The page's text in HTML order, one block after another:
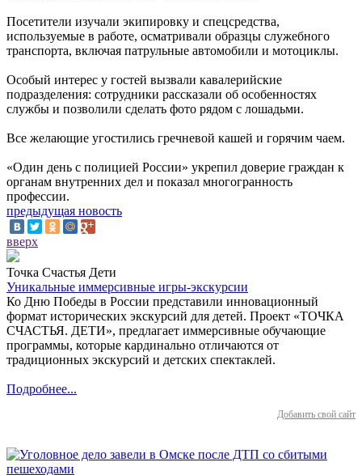
Посетители изучали экипировку и спецсредства,
используемые в работе, осматривали образцы служебного
транспорта, включая патрульные автомобили и мотоциклы.
Особый интерес у гостей вызвали кавалерийские
подразделения: сотрудники рассказали об особенностях
службы и позволили сделать фото рядом с лошадьми.
️Все желающие угостились гречневой кашей и горячим чаем.
«Один день с полицией России» укрепил доверие граждан к
органам внутренних дел и показал многогранность
профессии.
предыдущая новость
вверх
Точка Счастья Дети
Уникальные иммерсивные игры-экскурсии
Ко Дню Победы в России представили инновационный
формат исторических экскурсий для детей. Проект «ТОЧКА
СЧАСТЬЯ. ДЕТИ», предлагает иммерсивные обучающие
программы, которые кардинально отличаются от
традиционных экскурсий и детских спектаклей.
Подробнее...
Добавить свой сайт